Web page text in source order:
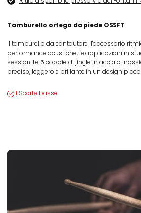
Tamburello ortega da piede OSSFT
Il tamburello da cantautore  l'accessorio
performance acustiche, le applicazioni in
session. Le 5 coppie di jingle in acciaio
preciso, leggero e brillante in un design
1 Scorte basse